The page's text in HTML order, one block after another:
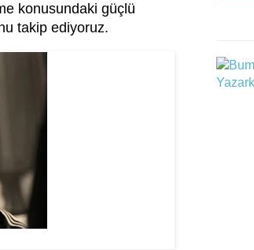
konusundaki güçlü
takip ediyoruz.